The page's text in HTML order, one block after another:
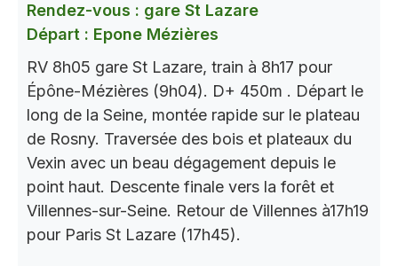
Rendez-vous : gare St Lazare
Départ : Epone Mézières
RV 8h05 gare St Lazare, train à 8h17 pour
Épône-Mézières (9h04). D+ 450m . Départ le
long de la Seine, montée rapide sur le plateau
de Rosny. Traversée des bois et plateaux du
Vexin avec un beau dégagement depuis le
point haut. Descente finale vers la forêt et
Villennes-sur-Seine. Retour de Villennes à17h19
pour Paris St Lazare (17h45).